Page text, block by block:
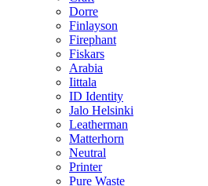
Dorre
Finlayson
Firephant
Fiskars
Arabia
Iittala
ID Identity
Jalo Helsinki
Leatherman
Matterhorn
Neutral
Printer
Pure Waste